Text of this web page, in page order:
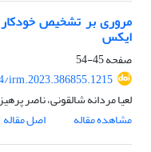
مروری بر تشخیص خودکار
ایکس
صفحه45-54
irm.2023.386855.1215
لعیا مردانه شالقونی، ناصر
مشاهده مقاله
اصل مقاله